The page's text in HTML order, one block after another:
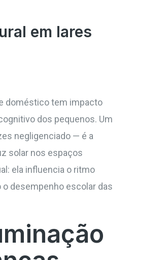
em lares
doméstico tem impacto
dos pequenos. Um
negligenciado — é a
solar nos espaços
ela influencia o ritmo
o desempenho escolar das